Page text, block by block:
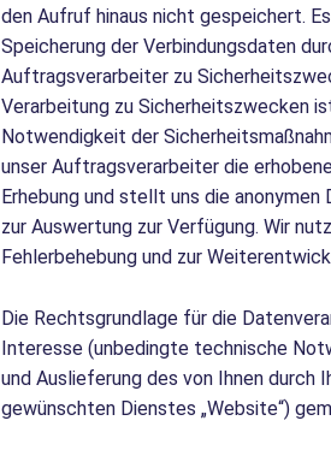
den Aufruf hinaus nicht gespeichert.
Speicherung der Verbindungsdaten
Auftragsverarbeiter zu
Verarbeitung zu Sicherheitszwecken
Notwendigkeit der
unser Auftragsverarbeiter die
Erhebung und stellt uns die
zur Auswertung zur Verfügung. Wir
Fehlerbehebung und zur
Die Rechtsgrundlage für die
Interesse (unbedingte technische
und Auslieferung des von Ihnen durch
gewünschten Dienstes „Website“)